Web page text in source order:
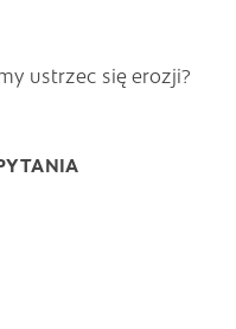
ustrzec się erozji?